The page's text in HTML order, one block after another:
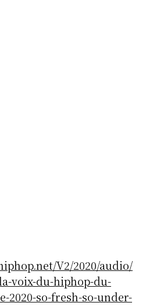
V2/2020/audio/
voix-du-hiphop-du-
2020-so-fresh-so-under-